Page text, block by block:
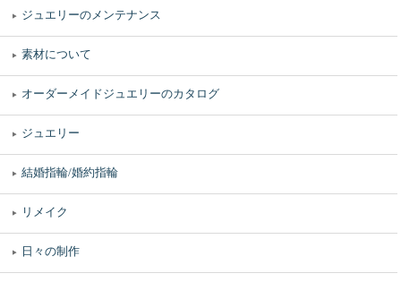
ジュエリーのメンテナンス
素材について
オーダーメイドジュエリーのカタログ
ジュエリー
結婚指輪/婚約指輪
リメイク
日々の制作